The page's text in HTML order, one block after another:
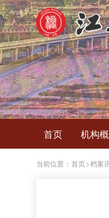
首页 机构
当前位置： 首页>档案